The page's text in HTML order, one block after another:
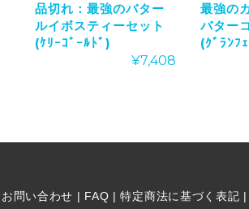
品切れ：最強のバター
ルイボスティーセット
(ｹﾘｰｺﾞｰﾙﾄﾞ)
¥7,408
最強の
バター
(ｸﾞﾗﾝﾌ
お問い合わせ | FAQ |特定商法に基づく表記 |